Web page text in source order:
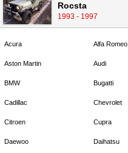
Rocsta
1993 - 1997
Acura Alfa Romeo
Aston Martin Audi
BMW Bugatti
Cadillac Chevrolet
Citroen Cupra
Daewoo Daihatsu